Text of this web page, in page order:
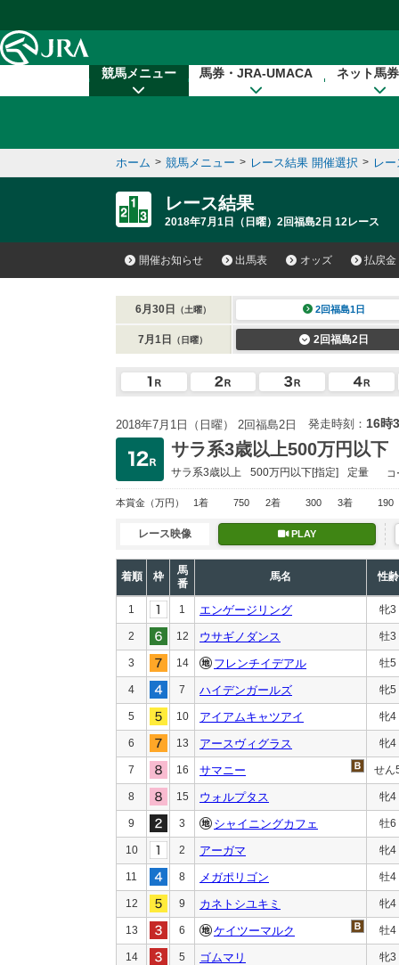
競馬メニュー 馬券・JRA-UMACA ネット馬
ホーム > 競馬メニュー > レース結果 開催選択 > レ
レース結果
2018年7月1日（日曜）2回福島2日 12レース
開催お知らせ 出馬表 オッズ 払戻金
6月30日 （土曜） 2回福島1日
7月1日 （日曜） 2回福島2日
2018年7月1日（日曜） 2回福島2日 発走時刻： 16時
サラ系3歳以上500万円以下
サラ系3歳以上 500万円以下[指定] 定量
本賞金 （万円） 1着 750 2着 300 3着 190
レース映像 PLAY
着順 枠
馬
番
馬名 性齢
1 1 エンゲージリング 牝3
2 12 ウサギノダンス 牡3
3 14 フレンチイデアル 牡5
4 7 ハイデンガールズ 牝5
5 10 アイアムキャツアイ 牝4
6 13 アースヴィグラス 牝4
7 16 サマニー せん
8 15 ウォルプタス 牝4
9 3 シャイニングカフェ 牡6
10 2 アーガマ 牝4
11 8 メガポリゴン 牡4
12 9 カネトシユキミ 牝4
13 6 ケイツーマルク 牡4
14 5 ゴムマリ 牝3